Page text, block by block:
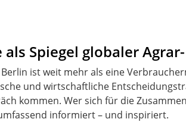
als Spiegel globaler
ist weit mehr als eine
und wirtschaftliche
kommen. Wer sich für die
informiert – und inspiriert.